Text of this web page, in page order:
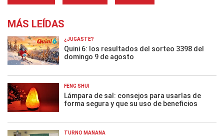
MÁS LEÍDAS
¿JUGASTE?
Quini 6: los resultados del sorteo 3398 del
domingo 9 de agosto
FENG SHUI
Lámpara de sal: consejos para usarlas de
forma segura y que su uso de beneficios
TURNO MAÑANA